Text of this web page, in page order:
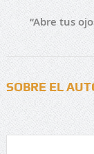
“Abre tus
SOBRE EL